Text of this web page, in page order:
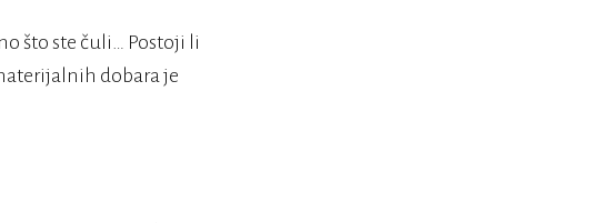
što ste čuli… Postoji li
dobara je